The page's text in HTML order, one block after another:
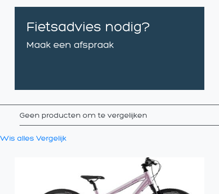
Fietsadvies nodig?
Maak een afspraak
Geen producten om te vergelijken
Wis alles Vergelijk